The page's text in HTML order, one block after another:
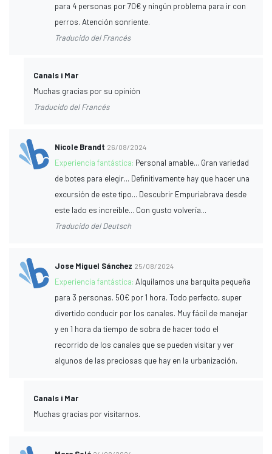
para 4 personas por 70€ y ningún problema para ir con
perros. Atención sonriente.
Traducido del Francés
Canals i Mar
Muchas gracias por su opinión
Traducido del Francés
Nicole Brandt 26/08/2024
Experiencia fantástica: Personal amable... Gran variedad
de botes para elegir... Definitivamente hay que hacer una
excursión de este tipo... Descubrir Empuriabrava desde
este lado es increíble... Con gusto volvería...
Traducido del Deutsch
Jose Miguel Sánchez 25/08/2024
Experiencia fantástica:Alquilamos una barquita pequeña
para 3 personas. 50€ por 1 hora. Todo perfecto, super
divertido conducir por los canales. Muy fácil de manejar
y en 1 hora da tiempo de sobra de hacer todo el
recorrido de los canales que se pueden visitar y ver
algunos de las preciosas que hay en la urbanización.
Canals i Mar
Muchas gracias por visitarnos.